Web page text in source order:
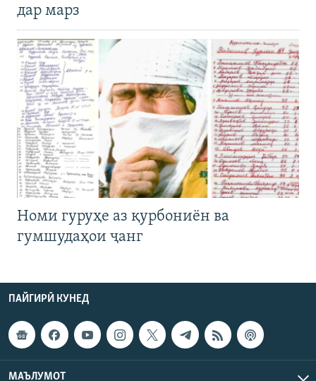
дар марз
Номи гуруҳе аз қурбониён ва
гумшудаҳои ҷанг
ПАЙГИРӢ КУНЕД
МАЪЛУМОТ